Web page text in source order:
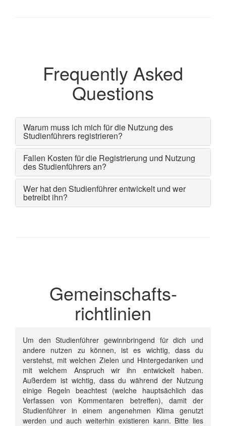
Frequently Asked
Questions
Warum muss ich mich für die Nutzung des
Studienführers registrieren?
Fallen Kosten für die Registrierung und Nutzung
des Studienführers an?
Wer hat den Studienführer entwickelt und wer
betreibt ihn?
Gemeinschafts­
richtlinien
Um den Studienführer gewinnbringend für dich und
andere nutzen zu können, ist es wichtig, dass du
verstehst, mit welchen Zielen und Hintergedanken und
mit welchem Anspruch wir ihn entwickelt haben.
Außerdem ist wichtig, dass du während der Nutzung
einige Regeln beachtest (welche hauptsächlich das
Verfassen von Kommentaren betreffen), damit der
Studienführer in einem angenehmen Klima genutzt
werden und auch weiterhin existieren kann. Bitte lies